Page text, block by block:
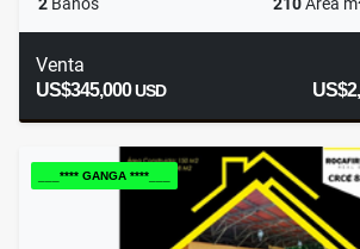
Venta
US$345,000USD
___**** GANGA ****___